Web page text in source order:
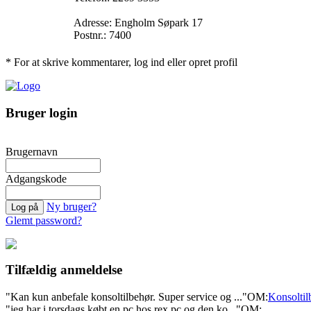
Adresse: Engholm Søpark 17
Postnr.: 7400
* For at skrive kommentarer, log ind eller opret profil
Bruger login
Brugernavn
Adgangskode
Ny bruger?
Glemt password?
Tilfældig anmeldelse
"Kan kun anbefale konsoltilbehør. Super service og ..."OM: